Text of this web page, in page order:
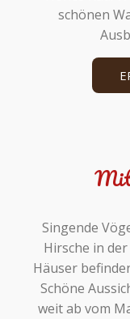
schönen
Singende
Hirsche in
Häuser
Schöne
weit ab vom